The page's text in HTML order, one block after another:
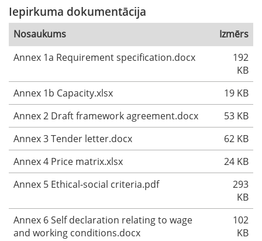
Iepirkuma dokumentācija
Nosaukums
Izmērs
Annex 1a Requirement specification.docx
192
KB
Annex 1b Capacity.xlsx
19 KB
Annex 2 Draft framework agreement.docx
53 KB
Annex 3 Tender letter.docx
62 KB
Annex 4 Price matrix.xlsx
24 KB
Annex 5 Ethical-social criteria.pdf
293
KB
Annex 6 Self declaration relating to wage
and working conditions.docx
102
KB